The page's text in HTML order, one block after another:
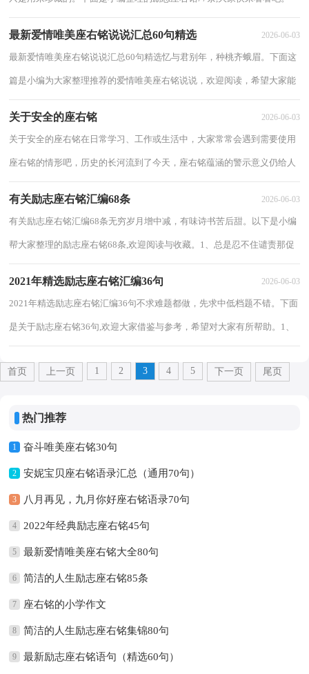
1、当友爱蔚然成风的时候，法律也就可以告...
最新爱情唯美座右铭说说汇总60句精选 2026-06-03
最新爱情唯美座右铭说说汇总60句精选忆与君别年，种桃齐蛾眉。下面这
篇是小编为大家整理推荐的爱情唯美座右铭说说，欢迎阅读，希望大家能
够喜欢。1、爱情一旦来临，友谊便会离去。2...
关于安全的座右铭 2026-06-03
关于安全的座右铭在日常学习、工作或生活中，大家常常会遇到需要使用
座右铭的情形吧，历史的长河流到了今天，座右铭蕴涵的警示意义仍给人
以深刻的启迪。什么样的座右铭才具有借鉴...
有关励志座右铭汇编68条 2026-06-03
有关励志座右铭汇编68条无穷岁月增中减，有味诗书苦后甜。以下是小编
帮大家整理的励志座右铭68条,欢迎阅读与收藏。1、总是忍不住谴责那促
使我离开心上人的荣誉和野心；如果你不...
2021年精选励志座右铭汇编36句 2026-06-03
2021年精选励志座右铭汇编36句不求难题都做，先求中低档题不错。下面
是关于励志座右铭36句,欢迎大家借鉴与参考，希望对大家有所帮助。1、
除非你甘心接受失败，否篇绝对不会被击败...
首页 上一页 1 2 3 4 5 下一页 尾页
热门推荐
1 奋斗唯美座右铭30句
2 安妮宝贝座右铭语录汇总（通用70句）
3 八月再见，九月你好座右铭语录70句
4 2022年经典励志座右铭45句
5 最新爱情唯美座右铭大全80句
6 简洁的人生励志座右铭85条
7 座右铭的小学作文
8 简洁的人生励志座右铭集锦80句
9 最新励志座右铭语句（精选60句）